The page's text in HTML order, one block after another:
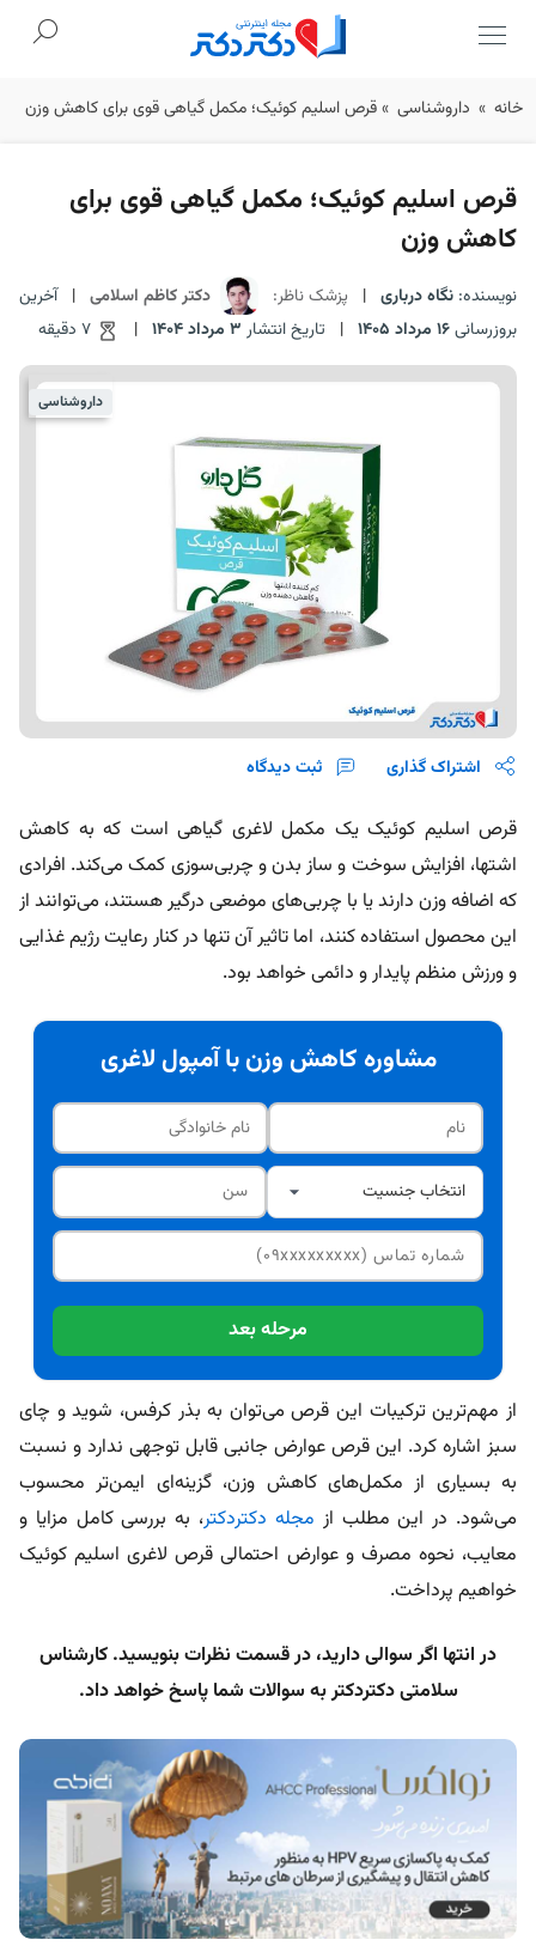
Skip
خانه » داروشناسی »قرص اسلیم کوئیک؛ مکمل گیاهی قوی برای کاهش وزن
قرص اسلیم کوئیک؛ مکمل گیاهی قوی برای
کاهش وزن
نویسنده: نگاه درباری | پزشک ناظر: دکتر کاظم اسلامی | آخرین
بروزرسانی16 مرداد 1405 | تاریخ انتشار 3 مرداد 1404 |
داروشناسی
اشتراک گذاری ثبت دیدگاه
قرص اسلیم کوئیک یک مکمل لاغری گیاهی است که به کاهش
اشتها، افزایش سوخت‌ و ساز بدن و چربی‌‌سوزی کمک می‌کند. افرادی
که اضافه وزن دارند یا با چربی‌های موضعی درگیر هستند، می‌توانند از
این محصول استفاده کنند، اما تاثیر آن تنها در کنار رعایت رژیم غذایی
و ورزش منظم پایدار و دائمی خواهد بود.
مشاوره کاهش وزن با آمپول لاغری
مرحله بعد
از مهم‌ترین ترکیبات این قرص می‌توان به بذر کرفس، شوید و چای
سبز اشاره کرد. این قرص عوارض جانبی قابل توجهی ندارد و نسبت
به بسیاری از مکمل‌های کاهش وزن، گزینه‌ای ایمن‌تر محسوب
می‌شود. در این مطلب از مجله دکتردکتر، به بررسی کامل مزایا و
معایب، نحوه مصرف و عوارض احتمالی قرص لاغری اسلیم کوئیک
خواهیم پرداخت.
در انتها اگر سوالی دارید، در قسمت نظرات بنویسید. کارشناس
سلامتی دکتردکتر به سوالات شما پاسخ خواهد داد.